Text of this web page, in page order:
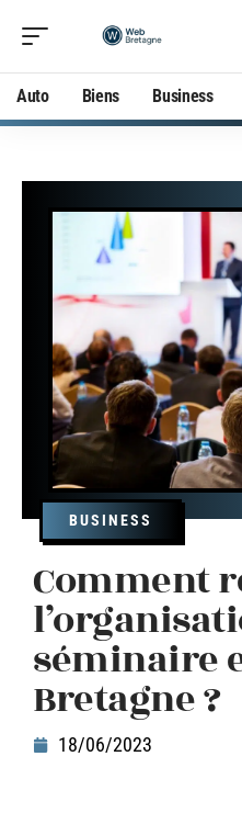
Auto Biens Business
BUSINESS
Comment
séminaire
Bretagne ?
18/06/2023